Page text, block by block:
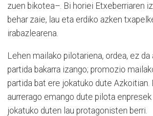
zuen bikotea–. Bi horiei Etxeberriaren
behar zaie, lau eta erdiko azken
irabazlearena.
Lehen mailako pilotariena, ordea, ez da
partida bakarra izango; promozio
partida bat ere jokatuko dute Azkoitian.
aurrerago emango dute pilota
jokatuko duten lau protagonisten berri.